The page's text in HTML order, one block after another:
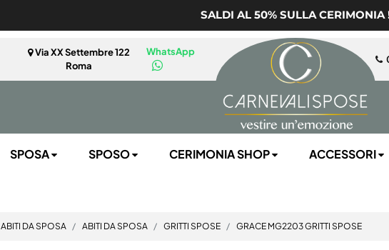
SALDI AL 50% SULLA CERIMONIA
Via XX Settembre 122
Roma
WhatsApp
SPOSA SPOSO CERIMONIA SHOP ACCESSORI
ABITI DA SPOSA ABITI DA SPOSA GRITTI SPOSE GRACE MG2203 GRITTI SPOSE